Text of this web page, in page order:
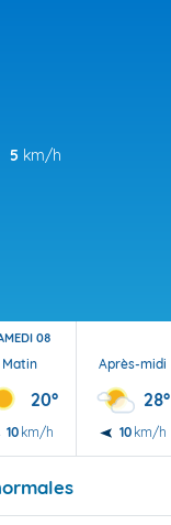
5 km/h
08
Matin
20°
10 km/h
Après-midi
28°
10 km/h